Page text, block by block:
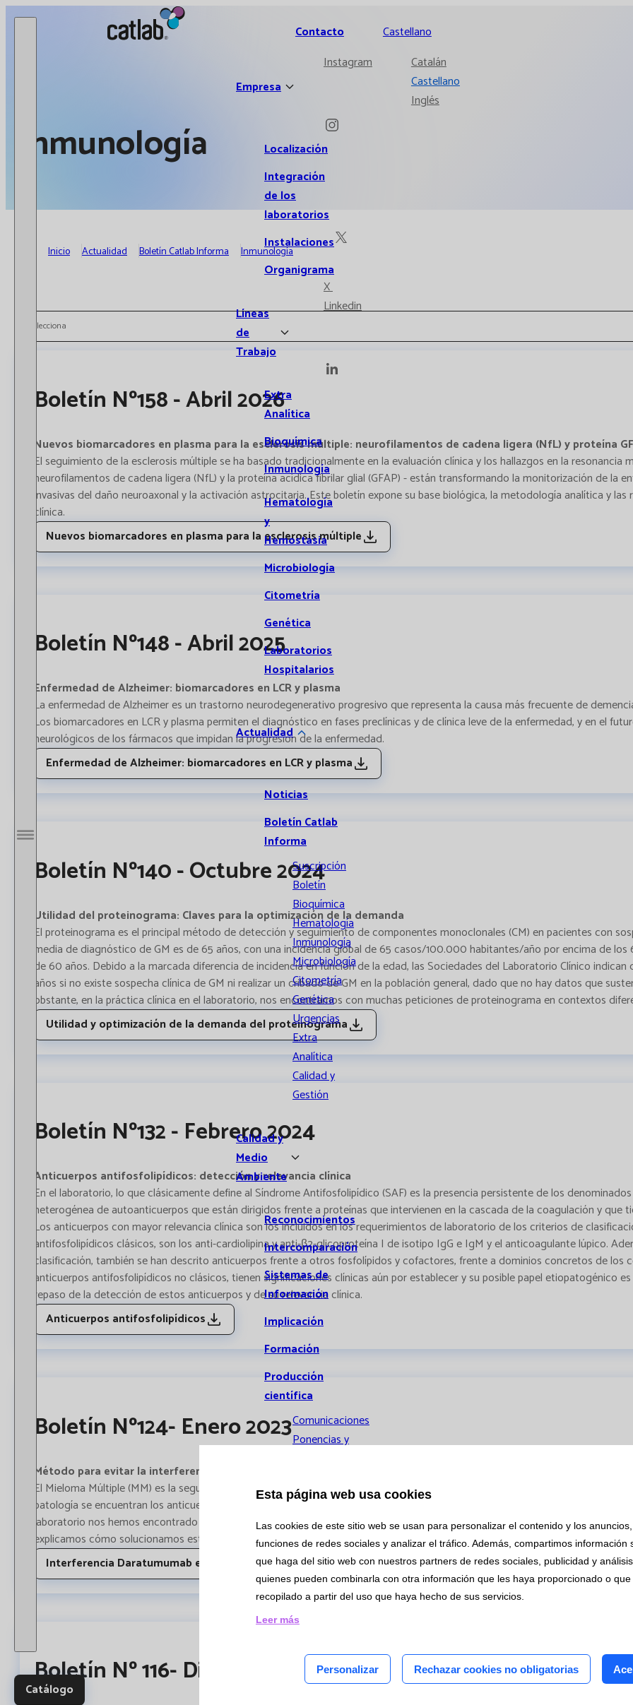
Abrir / Cerrar menú
Catlab.
Empresa
Localización
Integración
de los
laboratorios
Instalaciones
Organigrama
Líneas
de
Trabajo
Extra
Analítica
Bioquímica
Inmunología
Hematología
y
Hemostasia
Microbiología
Citometría
Genética
Laboratorios
Hospitalarios
Actualidad
Noticias
Boletín Catlab
Informa
Suscripción
Boletín
Bioquímica
Hematología
Inmunología
Microbiología
Citometría
Genética
Urgencias
Extra
Analítica
Calidad y
Gestión
Calidad y
Medio
Ambiente
Reconocimientos
Intercomparación
Sistemas de
Información
Implicación
Formación
Producción
científica
Comunicaciones
Ponencias y
Publicaciones
doctorales
Investigación
Ensayos clínicos
y Estudios
multicéntricos
Contacto
Instagram
X
Linkedin
Castellano
Catalán
Castellano
Inglés
Catálogo
Inmunología
Inicio Actualidad Boletín Catlab Informa Inmunología
Selecciona
Boletín Nº158 - Abril 2026
Nuevos biomarcadores en plasma para la esclerosis múltiple: neurofilamentos de cadena ligera (NfL) y proteína
El seguimiento de la esclerosis múltiple se ha basado tradicionalmente en la evaluación clínica y los hallazgos en la
neurofilamentos de cadena ligera (NfL) y la proteína acídica fibrilar glial (GFAP) - están transformando la monitorización de la
invasivas del daño neuroaxonal y la activación astrocitaria. Este boletín expone su base biológica, la metodología analítica y
clínica.
Nuevos biomarcadores en plasma para la esclerosis múltiple
Boletín Nº148 - Abril 2025
Enfermedad de Alzheimer: biomarcadores en LCR y plasma
La enfermedad de Alzheimer es un trastorno neurodegenerativo progresivo que representa la causa más frecuente de
Los biomarcadores en LCR y plasma permiten el diagnóstico en fases preclínicas y de clínica leve de la enfermedad, y en el
neurológicos de los fármacos que impidan la progresión de la enfermedad.
Enfermedad de Alzheimer: biomarcadores en LCR y plasma
Boletín Nº140 - Octubre 2024
Utilidad del proteinograma: Claves para la optimización de la demanda
El proteinograma es el principal método de detección y seguimiento de componentes monoclonales (CM) en pacientes con
media de diagnóstico de GM es de 65 años, con una incidencia global de 65 casos/100.000 habitantes/año por encima de
de 60 años. Debido a la marcada diferencia de incidencia en función de la edad, las Sociedades del Laboratorio Clínico
años si no existe sospecha clínica de GM ni realizar un cribado de GM en la población general, dado que no hay datos que
obstante, en la práctica clínica en el laboratorio, nos encontramos con muchas peticiones de proteinograma en contextos
Utilidad y optimización de la demanda del proteinograma
Boletín Nº132 - Febrero 2024
Anticuerpos antifosfolipídicos: detección y relevancia clínica
En el laboratorio, lo que clásicamente define al Síndrome Antifosfolipídico (SAF) es la presencia persistente de los
heterogénea de autoanticuerpos que están dirigidos frente a proteínas que intervienen en la cascada de la coagulación y que
Los anticuerpos con mayor relevancia clínica son los incluidos en los requerimientos de laboratorio de los criterios de
antifosfolipídicos clásicos, son los anti-cardiolipina y anti-β2-glicoproteína I de isotipo IgG e IgM y el anticoagulante lúpico.
clasificación, también se han descrito anticuerpos frente a otros fosfolípidos y cofactores, frente a dominios concretos de
anticuerpos antifosfolipídicos no clásicos, tienen significaciones clínicas aún por establecer y su posible papel etiopatogénico
repaso de la detección de estos anticuerpos y de su relevancia clínica.
Anticuerpos antifosfolipídicos
Boletín Nº124- Enero 2023
Método para evitar la interferencia de Daratumumab en la interpretación del proteinograma.
El Mieloma Múltiple (MM) es la segunda neoplasia sanguínea más común y representa el 1% de todos los tipos de cáncer.
patología se encuentran los anticuerpos monoclonales. Desde la aparición de las terapias con estos fármacos biológicos,
laboratorio nos hemos encontrado con interferencias causadas por el uso de estos anticuerpos monoclonales que dificultan
explicamos cómo solucionamos esta interferencia en Catlab para lograr una correcta interpretación y evaluación de los
Interferencia Daratumumab en proteinograma
Boletín Nº 116- Diciembre 2021
Esta página web usa cookies
Las cookies de este sitio web se usan para personalizar el contenido y los
funciones de redes sociales y analizar el tráfico. Además, compartimos información
que haga del sitio web con nuestros partners de redes sociales, publicidad y análisis
quienes pueden combinarla con otra información que les haya proporcionado o que
recopilado a partir del uso que haya hecho de sus servicios.
Leer más
Personalizar Rechazar cookies no obligatorias